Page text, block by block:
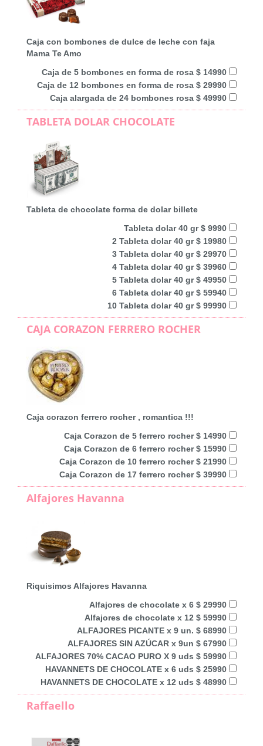
Caja con bombones de dulce de leche con faja
Mama Te Amo
Caja de 5 bombones en forma de rosa $ 14990
Caja de 12 bombones en forma de rosa $ 29990
Caja alargada de 24 bombones rosa $ 49990
TABLETA DOLAR CHOCOLATE
Tableta de chocolate forma de dolar billete
Tableta dolar 40 gr $ 9990
2 Tableta dolar 40 gr $ 19980
3 Tableta dolar 40 gr $ 29970
4 Tableta dolar 40 gr $ 39960
5 Tableta dolar 40 gr $ 49950
6 Tableta dolar 40 gr $ 59940
10 Tableta dolar 40 gr $ 99990
CAJA CORAZON FERRERO ROCHER
Caja corazon ferrero rocher , romantica !!!
Caja Corazon de 5 ferrero rocher $ 14990
Caja Corazon de 6 ferrero rocher $ 15990
Caja Corazon de 10 ferrero rocher $ 21990
Caja Corazon de 17 ferrero rocher $ 39990
Alfajores Havanna
Riquisimos Alfajores Havanna
Alfajores de chocolate x 6 $ 29990
Alfajores de chocolate x 12 $ 59990
ALFAJORES PICANTE x 9 un. $ 68990
ALFAJORES SIN AZÚCAR x 9un $ 67990
ALFAJORES 70% CACAO PURO X 9 uds $ 59990
HAVANNETS DE CHOCOLATE x 6 uds $ 25990
HAVANNETS DE CHOCOLATE x 12 uds $ 48990
Raffaello